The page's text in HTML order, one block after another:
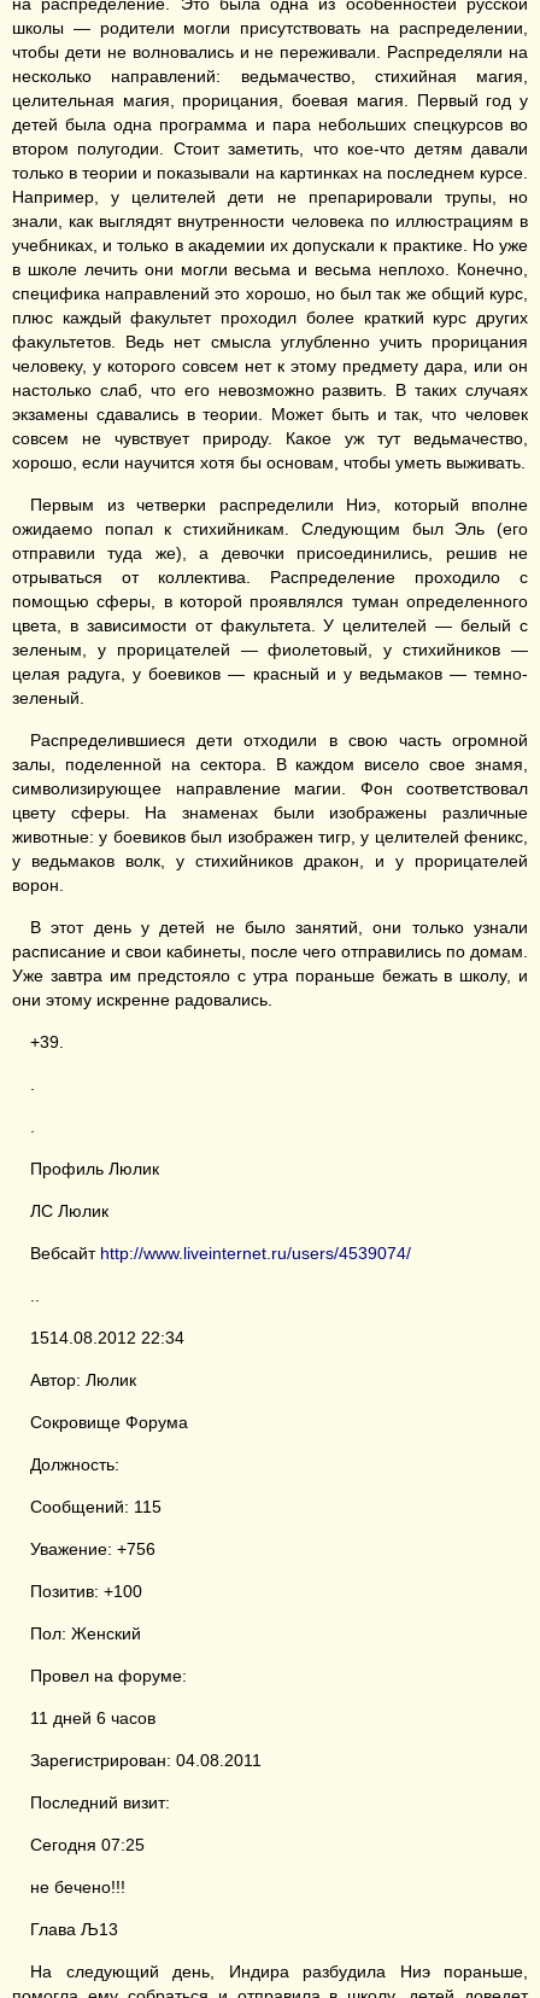
школы — родители могли присутствовать на распределении,
чтобы дети не волновались и не переживали. Распределяли на
несколько направлений: ведьмачество, стихийная магия,
целительная магия, прорицания, боевая магия. Первый год у
детей была одна программа и пара небольших спецкурсов во
втором полугодии. Стоит заметить, что кое-что детям давали
только в теории и показывали на картинках на последнем курсе.
Например, у целителей дети не препарировали трупы, но
знали, как выглядят внутренности человека по иллюстрациям в
учебниках, и только в академии их допускали к практике. Но уже
в школе лечить они могли весьма и весьма неплохо. Конечно,
специфика направлений это хорошо, но был так же общий курс,
плюс каждый факультет проходил более краткий курс других
факультетов. Ведь нет смысла углубленно учить прорицания
человеку, у которого совсем нет к этому предмету дара, или он
настолько слаб, что его невозможно развить. В таких случаях
экзамены сдавались в теории. Может быть и так, что человек
совсем не чувствует природу. Какое уж тут ведьмачество,
хорошо, если научится хотя бы основам, чтобы уметь выживать.
Первым из четверки распределили Ниэ, который вполне
ожидаемо попал к стихийникам. Следующим был Эль (его
отправили туда же), а девочки присоединились, решив не
отрываться от коллектива. Распределение проходило с
помощью сферы, в которой проявлялся туман определенного
цвета, в зависимости от факультета. У целителей — белый с
зеленым, у прорицателей — фиолетовый, у стихийников —
целая радуга, у боевиков — красный и у ведьмаков — темно-
зеленый.
Распределившиеся дети отходили в свою часть огромной
залы, поделенной на сектора. В каждом висело свое знамя,
символизирующее направление магии. Фон соответствовал
цвету сферы. На знаменах были изображены различные
животные: у боевиков был изображен тигр, у целителей феникс,
у ведьмаков волк, у стихийников дракон, и у прорицателей
ворон.
В этот день у детей не было занятий, они только узнали
расписание и свои кабинеты, после чего отправились по домам.
Уже завтра им предстояло с утра пораньше бежать в школу, и
они этому искренне радовались.
+39.
Профиль Люлик
ЛС Люлик
Вебсайт http://www.liveinternet.ru/users/4539074/
1514.08.2012 22:34
Автор: Люлик
Сокровище Форума
Должность:
Сообщений: 115
Уважение: +756
Позитив: +100
Пол: Женский
Провел на форуме:
11 дней 6 часов
Зарегистрирован: 04.08.2011
Последний визит:
Сегодня 07:25
не бечено!!!
Глава Љ13
На следующий день, Индира разбудила Ниэ пораньше,